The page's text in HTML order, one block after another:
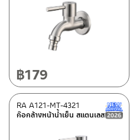
Brass(28)
Gun gray
Stainless steel MATT(51)
Stainless steel SHINY(2)
฿179
ก๊อกล้างหน้าน้ำเย็น สแตนเลส
RA A121-MT-4321